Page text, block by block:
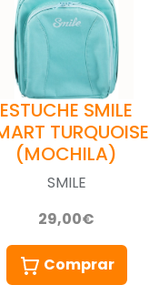
ESTUCHE SMILE
TURQUOISE
(MOCHILA)
SMILE
29,00€
Comprar